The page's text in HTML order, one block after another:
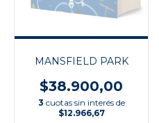
MANSFIELD PARK
$38.900,00
3 cuotas sin interés de
$12.966,67